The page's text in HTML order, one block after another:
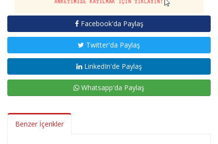
Facebook'da Paylaş
Twitter'da Paylaş
LinkedIn'de Paylaş
Whatsapp'da Paylaş
Benzer İçerikler